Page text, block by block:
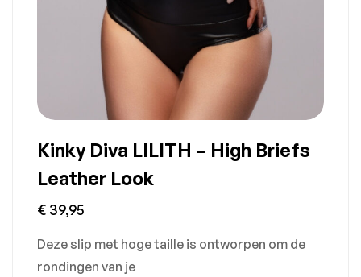
Kinky Diva LILITH – High Briefs
Leather Look
€ 39,95
Deze slip met hoge taille is ontworpen om de
rondingen van je